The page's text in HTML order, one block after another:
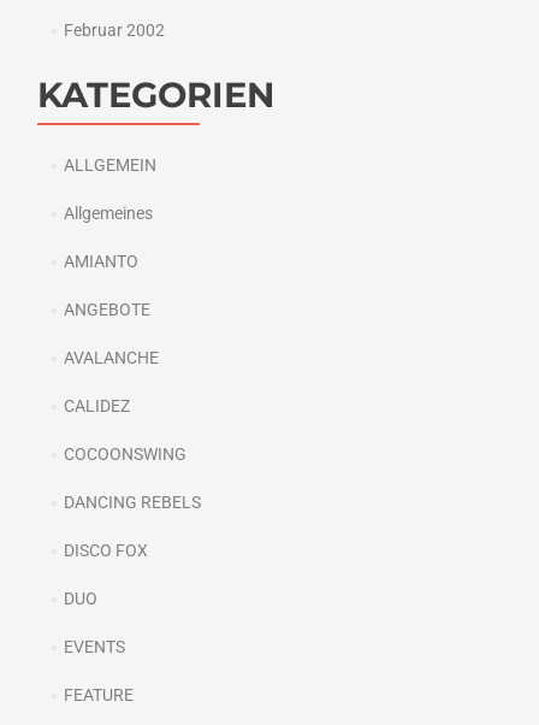
Februar 2002
KATEGORIEN
ALLGEMEIN
Allgemeines
AMIANTO
ANGEBOTE
AVALANCHE
CALIDEZ
COCOONSWING
DANCING REBELS
DISCO FOX
DUO
EVENTS
FEATURE